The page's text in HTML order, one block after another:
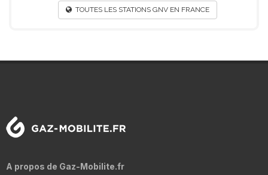
TOUTES LES STATIONS GNV EN FRANCE
A propos de Gaz-Mobilite.fr